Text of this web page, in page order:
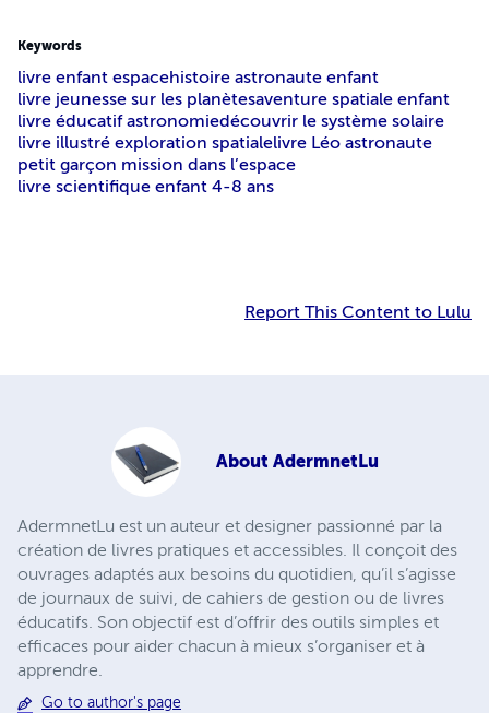
Keywords
livre enfant espacehistoire astronaute enfant
livre jeunesse sur les planètesaventure spatiale enfant
livre éducatif astronomiedécouvrir le système solaire
livre illustré exploration spatialelivre Léo astronaute
petit garçon mission dans l’espace
livre scientifique enfant 4-8 ans
Report This Content to Lulu
About AdermnetLu
AdermnetLu est un auteur et designer passionné par la
création de livres pratiques et accessibles. Il conçoit des
ouvrages adaptés aux besoins du quotidien, qu’il s’agisse
de journaux de suivi, de cahiers de gestion ou de livres
éducatifs. Son objectif est d’offrir des outils simples et
efficaces pour aider chacun à mieux s’organiser et à
apprendre.
Go to author's page